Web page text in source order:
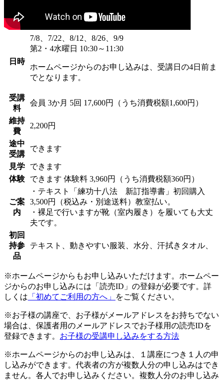
日時
7/8、7/22、8/12、8/26、9/9
第2・4水曜日 10:30～11:30
ホームページからのお申し込みは、受講日の4日前ま
でとなります。
受講
料
会員 3か月 5回 17,600円（うち消費税額1,600円）
維持
費
2,200円
途中
受講
できます
見学
できます
体験
できます 体験料 3,960円（うち消費税額360円）
ご案
内
・テキスト「練功十八法 新訂指導書」初回購入
3,500円（税込み・別途送料）教室払い。
・裸足で行いますが靴（室内履き）を履いても大丈
夫です。
初回
持参
品
テキスト、動きやすい服装、水分、汗拭きタオル、
※ホームページからもお申し込みいただけます。ホームペー
ジからのお申し込みには「読売ID」の登録が必要です。詳
しくは 「初めてご利用の方へ」 をご覧ください。
※お子様の講座で、お子様がメールアドレスをお持ちでない
場合は、保護者用のメールアドレスでお子様用の読売IDを
登録できます。 お子様の受講申し込みをする方法
※ホームページからのお申し込みは、１講座につき１人の申
し込みができます。代表者の方が複数人分の申し込みはでき
ません。各人でお申し込みください。複数人分のお申し込み